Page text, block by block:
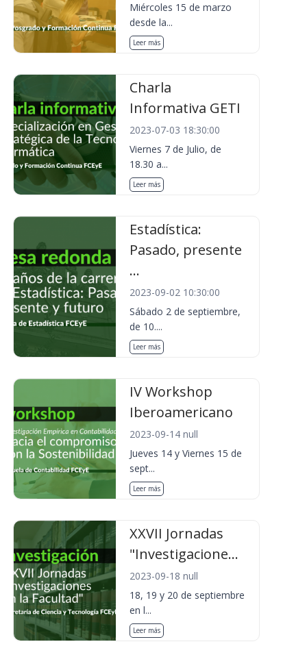
Miércoles 15 de marzo
desde la...
Leer más
Charla
Informativa GETI
2023-07-03 18:30:00
Viernes 7 de Julio, de
18.30 a...
Leer más
Estadística:
Pasado, presente
...
2023-09-02 10:30:00
Sábado 2 de septiembre,
de 10....
Leer más
IV Workshop
Iberoamericano
2023-09-14 null
Jueves 14 y Viernes 15 de
sept...
Leer más
XXVII Jornadas
"Investigacione...
2023-09-18 null
18, 19 y 20 de septiembre
en l...
Leer más